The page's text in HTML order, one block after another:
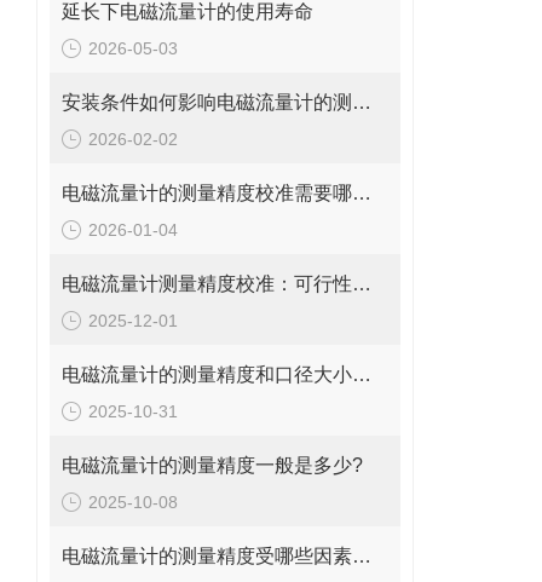
延长下电磁流量计的使用寿命
2026-05-03
安装条件如何影响电磁流量计的测量精度?
2026-02-02
电磁流量计的测量精度校准需要哪些工具和设备?
2026-01-04
电磁流量计测量精度校准：可行性、方法与实操指南
2025-12-01
电磁流量计的测量精度和口径大小的关系是什么?
2025-10-31
电磁流量计的测量精度一般是多少?
2025-10-08
电磁流量计的测量精度受哪些因素影响?